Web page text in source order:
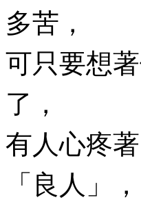
多苦，
可只要想
了，
有人心疼
「良人」，